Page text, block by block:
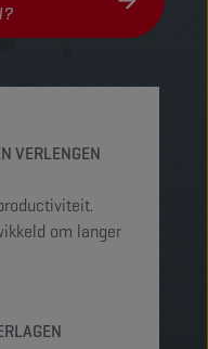
VERLENGEN
om langer